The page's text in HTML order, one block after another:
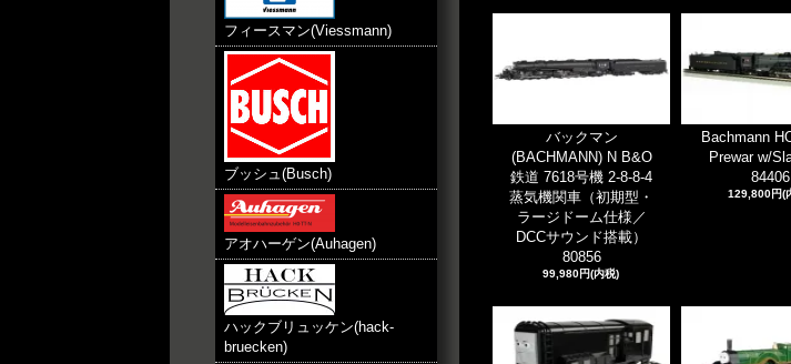
フィースマン(Viessmann)
ブッシュ(Busch)
アオハーゲン(Auhagen)
ハックブリュッケン(hack-
bruecken)
バックマン
(BACHMANN) N B&O
鉄道 7618号機 2-8-8-4
蒸気機関車（初期型・
ラージドーム仕様／
DCCサウンド搭載）
80856
99,980円(内税)
Bachmann
Prewar w/
84406
129,800円(